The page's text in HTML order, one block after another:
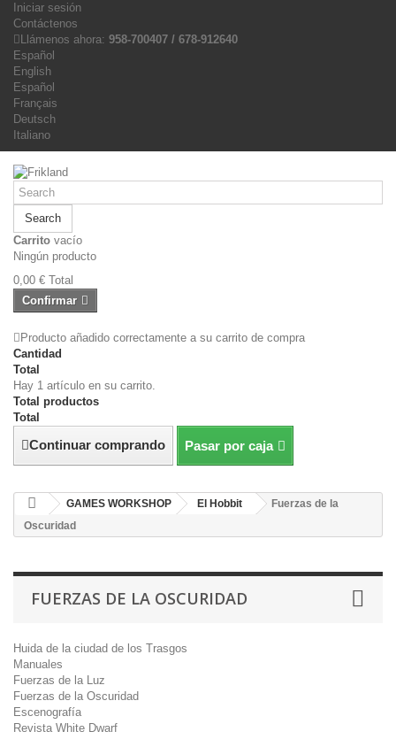
Iniciar sesión
Contáctenos
Llámenos ahora: 958-700407 / 678-912640
Español
English
Español
Français
Deutsch
Italiano
Search
Carrito vacío
Ningún producto
0,00 € Total
Confirmar
Producto añadido correctamente a su carrito de compra
Cantidad
Total
Hay 1 artículo en su carrito.
Total productos
Total
Continuar comprando Pasar por caja
GAMES WORKSHOP El Hobbit
Fuerzas de la
Oscuridad
FUERZAS DE LA OSCURIDAD
Huida de la ciudad de los Trasgos
Manuales
Fuerzas de la Luz
Fuerzas de la Oscuridad
Escenografía
Revista White Dwarf